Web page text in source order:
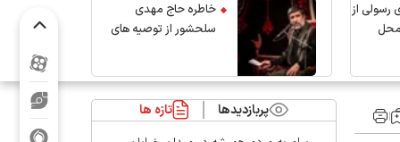
رسولی از
خاطره حاج مهدی
سلحشور از توصیه های
پربازدیدها تازه ها